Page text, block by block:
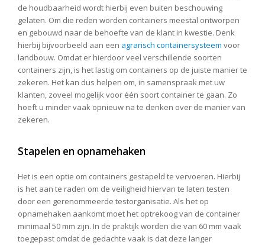
de houdbaarheid wordt hierbij even buiten beschouwing
gelaten. Om die reden worden containers meestal ontworpen
en gebouwd naar de behoefte van de klant in kwestie. Denk
hierbij bijvoorbeeld aan een agrarisch containersysteem voor
landbouw. Omdat er hierdoor veel verschillende soorten
containers zijn, is het lastig om containers op de juiste manier te
zekeren. Het kan dus helpen om, in samenspraak met uw
klanten, zoveel mogelijk voor één soort container te gaan. Zo
hoeft u minder vaak opnieuw na te denken over de manier van
zekeren.
Stapelen en opnamehaken
Het is een optie om containers gestapeld te vervoeren. Hierbij
is het aan te raden om de veiligheid hiervan te laten testen
door een gerenommeerde testorganisatie. Als het op
opnamehaken aankomt moet het optrekoog van de container
minimaal 50 mm zijn. In de praktijk worden die van 60 mm vaak
toegepast omdat de gedachte vaak is dat deze langer